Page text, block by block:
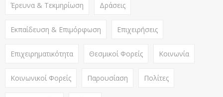
Έρευνα & Τεκμηρίωση Δράσεις
Εκπαίδευση & Επιμόρφωση Επιχειρήσεις
Επιχειρηματικότητα Θεσμικοί Φορείς Κοινωνία
Κοινωνικοί Φορείς Παρουσίαση Πολίτες